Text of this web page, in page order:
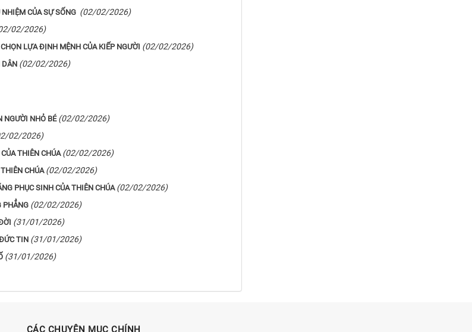
CỦA SỰ SỐNG (02/02/2026)
02/2026)
LỰA ĐỊNH MỆNH CỦA KIẾP NGƯỜI (02/02/2026)
DÂN (02/02/2026)
NGƯỜI NHỎ BÉ (02/02/2026)
02/2026)
THIÊN CHÚA (02/02/2026)
CHÚA (02/02/2026)
PHỤC SINH CỦA THIÊN CHÚA (02/02/2026)
PHẲNG (02/02/2026)
(31/01/2026)
TIN (31/01/2026)
(31/01/2026)
CÁC CHUYÊN MỤC CHÍNH